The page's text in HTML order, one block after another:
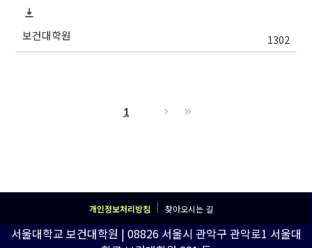
보건대학원 1302
1
개인정보처리방침 찾아오시는 길
서울대학교 보건대학원 | 08826 서울시 관악구 관악로1 서울대